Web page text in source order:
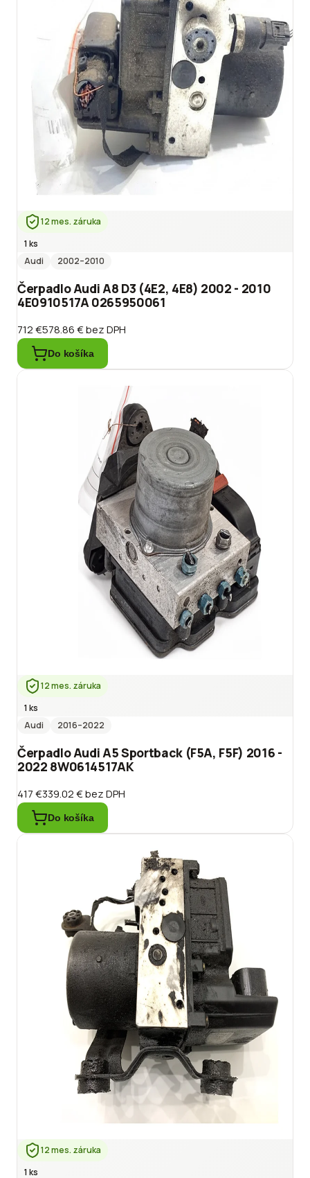
12 mes. záruka
1 ks
Audi
2002–2010
Čerpadlo Audi A8 D3 (4E2, 4E8) 2002 - 2010
4E0910517A 0265950061
712 €578.86 €bez DPH
Do košíka
12 mes. záruka
1 ks
Audi
2016–2022
Čerpadlo Audi A5 Sportback (F5A, F5F) 2016 -
2022 8W0614517AK
417 €339.02 €bez DPH
Do košíka
12 mes. záruka
1 ks